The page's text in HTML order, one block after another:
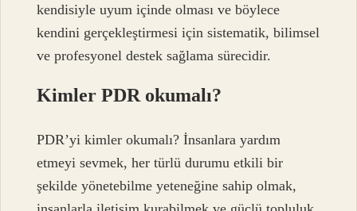
kendisiyle uyum içinde olması ve böylece
kendini gerçekleştirmesi için sistematik, bilimsel
ve profesyonel destek sağlama sürecidir.
Kimler PDR okumalı?
PDR’yi kimler okumalı? İnsanlara yardım
etmeyi sevmek, her türlü durumu etkili bir
şekilde yönetebilme yeteneğine sahip olmak,